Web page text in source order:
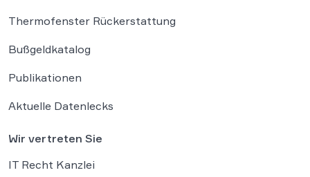
Thermofenster Rückerstattung
Bußgeldkatalog
Publikationen
Aktuelle Datenlecks
Wir vertreten Sie
IT Recht Kanzlei